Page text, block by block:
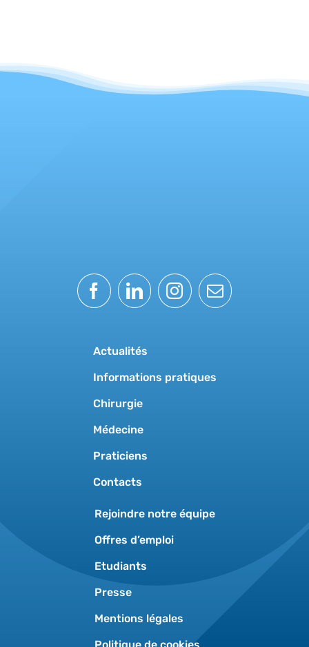
Actualités
Informations pratiques
Chirurgie
Médecine
Praticiens
Contacts
Rejoindre notre équipe
Offres d’emploi
Etudiants
Presse
Mentions légales